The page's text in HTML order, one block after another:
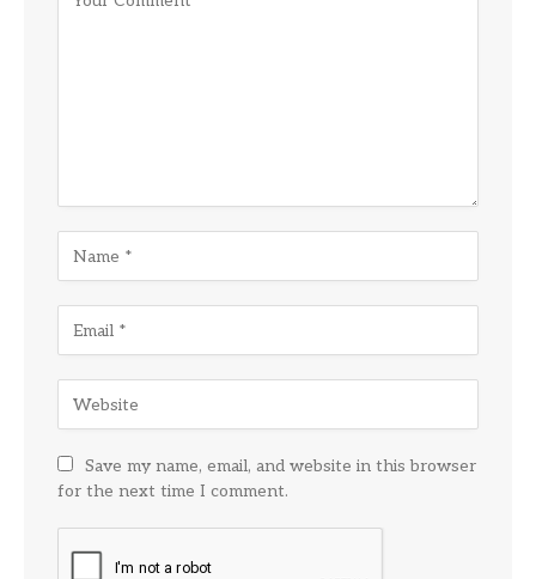
Save my name, email, and website in this browser
for the next time I comment.